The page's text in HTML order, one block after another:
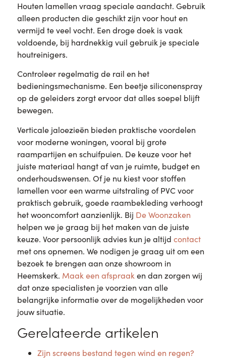
Houten lamellen vraag speciale aandacht. Gebruik
alleen producten die geschikt zijn voor hout en
vermijd te veel vocht. Een droge doek is vaak
voldoende, bij hardnekkig vuil gebruik je speciale
houtreinigers.
Controleer regelmatig de rail en het
bedieningsmechanisme. Een beetje siliconenspray
op de geleiders zorgt ervoor dat alles soepel blijft
bewegen.
Verticale jaloezieën bieden praktische voordelen
voor moderne woningen, vooral bij grote
raampartijen en schuifpuien. De keuze voor het
juiste materiaal hangt af van je ruimte, budget en
onderhoudswensen. Of je nu kiest voor stoffen
lamellen voor een warme uitstraling of PVC voor
praktisch gebruik, goede raambekleding verhoogt
het wooncomfort aanzienlijk. Bij De Woonzaken
helpen we je graag bij het maken van de juiste
keuze. Voor persoonlijk advies kun je altijd contact
met ons opnemen. We nodigen je graag uit om een
bezoek te brengen aan onze showroom in
Heemskerk. Maak een afspraak en dan zorgen wij
dat onze specialisten je voorzien van alle
belangrijke informatie over de mogelijkheden voor
jouw situatie.
Gerelateerde artikelen
Zijn screens bestand tegen wind en regen?